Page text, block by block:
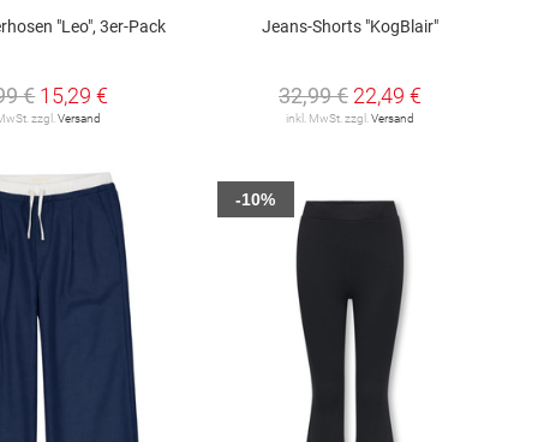
"Leo", 3er-Pack
€ 15,29 €
zzgl.Versand
Jeans-Shorts "KogBlair"
32,99 € 22,49 €
inkl. MwSt. zzgl.Versand
-10%